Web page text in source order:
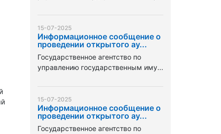
15-07-2025
Информационное сообщение о
проведении открытого ау...
Государственное агентство по
управлению государственным иму...
15-07-2025
Информационное сообщение о
проведении открытого ау...
Государственное агентство по